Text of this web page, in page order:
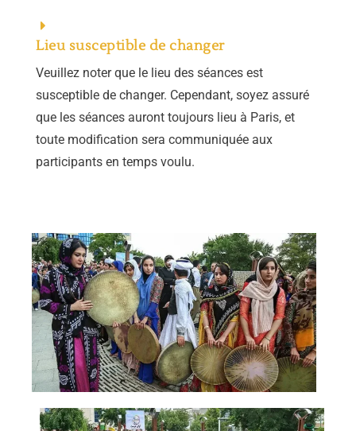
Lieu susceptible de changer
Veuillez noter que le lieu des séances est
susceptible de changer. Cependant, soyez assuré
que les séances auront toujours lieu à Paris, et
toute modification sera communiquée aux
participants en temps voulu.